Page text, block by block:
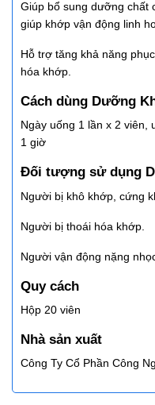
Giúp bổ sung dưỡng chất
giúp khớp vận động linh
Hỗ trợ tăng khả năng
hóa khớp.
Cách dùng Dưỡng
Ngày uống 1 lần x 2 viên,
1 giờ
Đối tượng sử dụng
Người bị khô khớp, cứng
Người bị thoái hóa khớp.
Người vận động nặng
Quy cách
Hộp 20 viên
Nhà sản xuất
Công Ty Cổ Phần Công